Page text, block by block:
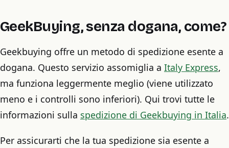
GeekBuying, senza dogana, come?
Geekbuying offre un metodo di spedizione esente a
dogana. Questo servizio assomiglia a Italy Express,
ma funziona leggermente meglio (viene utilizzato
meno e i controlli sono inferiori). Qui trovi tutte le
informazioni sulla spedizione di Geekbuying in Italia.
Per assicurarti che la tua spedizione sia esente a